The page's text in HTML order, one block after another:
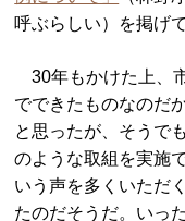
呼ぶらしい）を掲げ
30年もかけた上、
でできたものなのだ
と思ったが、そうで
のような取組を実施
いう声を多くいただ
たのだそうだ。いっ